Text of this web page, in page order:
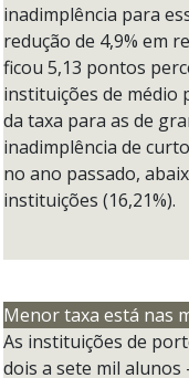
inadimplência para
redução de 4,9% em
ficou 5,13 pontos
instituições de médio
da taxa para as de
inadimplência de
no ano passado,
instituições (16,21%).
Menor taxa está nas
As instituições de
dois a sete mil